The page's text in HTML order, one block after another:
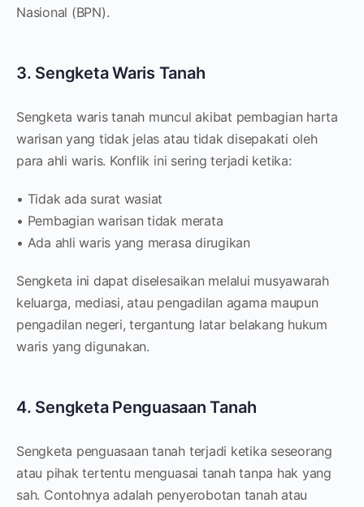
Nasional (BPN).
3. Sengketa Waris Tanah
Sengketa waris tanah muncul akibat pembagian harta
warisan yang tidak jelas atau tidak disepakati oleh
para ahli waris. Konflik ini sering terjadi ketika:
• Tidak ada surat wasiat
• Pembagian warisan tidak merata
• Ada ahli waris yang merasa dirugikan
Sengketa ini dapat diselesaikan melalui musyawarah
keluarga, mediasi, atau pengadilan agama maupun
pengadilan negeri, tergantung latar belakang hukum
waris yang digunakan.
4. Sengketa Penguasaan Tanah
Sengketa penguasaan tanah terjadi ketika seseorang
atau pihak tertentu menguasai tanah tanpa hak yang
sah. Contohnya adalah penyerobotan tanah atau